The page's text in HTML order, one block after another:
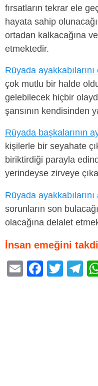
fırsatların tekrar ele
hayata sahip
ortadan kalkacağına
etmektedir.
Rüyada
çok mutlu bir halde
gelebilecek hiçbir
şansının kendisinden
Rüyada başkalarının
kişilerle bir seyahate
biriktirdiği parayla
yerindeyse zirveye
Rüyada
sorunların son
olacağına delalet
İnsan emeğini
E
F
T
T